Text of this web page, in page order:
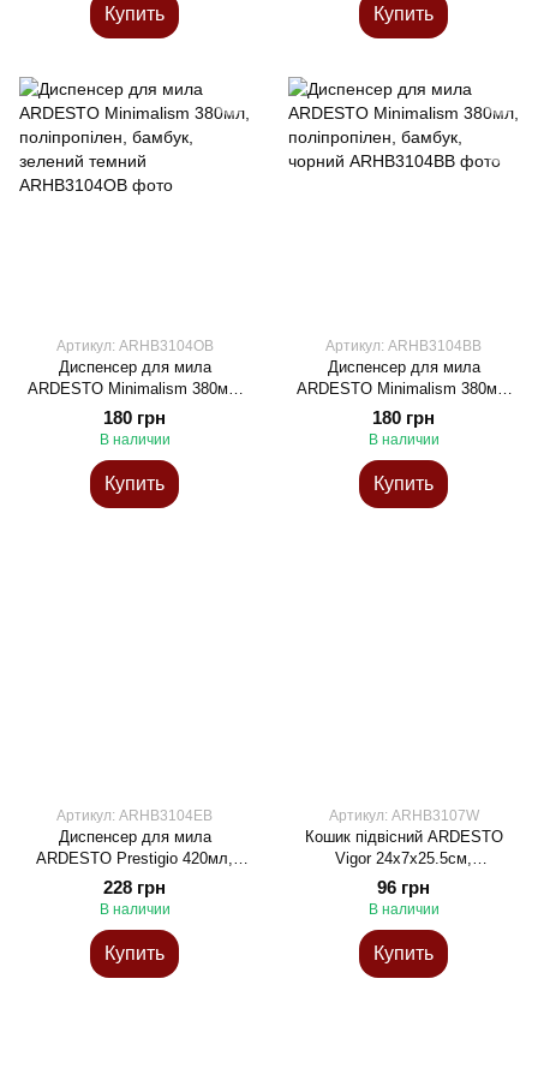
Купить Купить
Артикул: ARHB3104OB
Диспенсер для мила
ARDESTO Minimalism 380мл,
поліпропілен, бамбук, зелений
темний
180 грн
В наличии
Купить
Артикул: ARHB3104BB
Диспенсер для мила
ARDESTO Minimalism 380мл,
поліпропілен, бамбук, чорний
180 грн
В наличии
Купить
Артикул: ARHB3104EB
Диспенсер для мила
ARDESTO Prestigio 420мл,
доломіт, бамбук, пластик,
бежевий
228 грн
В наличии
Купить
Артикул: ARHB3107W
Кошик підвісний ARDESTO
Vigor 24x7x25.5см,
поліпропілен, білий
96 грн
В наличии
Купить